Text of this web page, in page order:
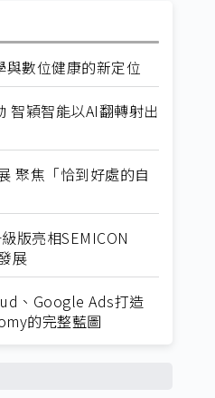
數位健康的新定位
智穎智能以AI翻轉射出
聚焦「恰到好處的自
版亮相SEMICON
展
、Google Ads打造
的完整藍圖